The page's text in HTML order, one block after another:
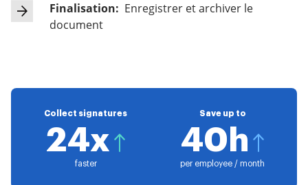
Finalisation: Enregistrer et archiver le
document
Collect signatures
24x
faster
Save up to
40h
per employee / month